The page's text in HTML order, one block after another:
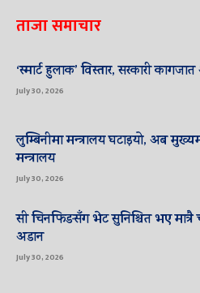
ताजा समाचार
‘स्मार्ट हुलाक’ विस्तार, सरकारी
July 30, 2026
लुम्बिनीमा मन्त्रालय घटाइयो, अब
मन्त्रालय
July 30, 2026
सी चिनफिङसँग भेट सुनिश्चित भए मात्रै
अडान
July 30, 2026